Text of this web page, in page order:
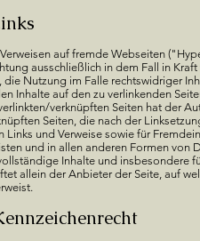
auf fremde Webseiten
ausschließlich in dem Fall in
Nutzung im Falle rechtswidriger
Inhalte auf den zu verlinkenden
verknüpften Seiten hat der
Seiten, die nach der
Links und Verweise sowie für
und in allen anderen Formen
Inhalte und insbesondere
allein der Anbieter der Seite, auf